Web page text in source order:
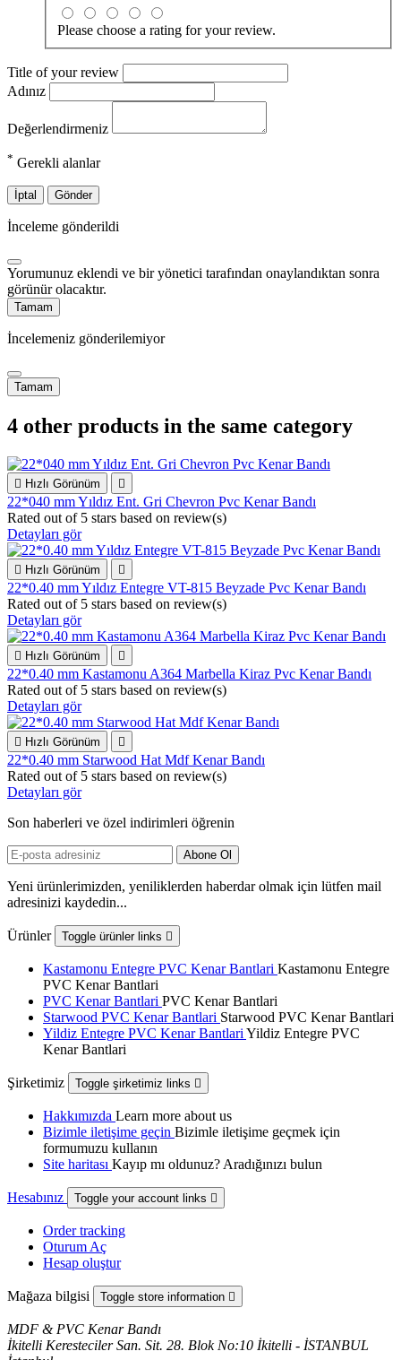
Please choose a rating for your review.
Title of your review
Adınız
Değerlendirmeniz
* Gerekli alanlar
İptal Gönder
İnceleme gönderildi
Yorumunuz eklendi ve bir yönetici tarafından onaylandıktan sonra
görünür olacaktır.
Tamam
İncelemeniz gönderilemiyor
Tamam
4 other products in the same category
 Hızlı Görünüm 
22*040 mm Yıldız Ent. Gri Chevron Pvc Kenar Bandı
Rated out of 5 stars based on review(s)
Detayları gör
 Hızlı Görünüm 
22*0.40 mm Yıldız Entegre VT-815 Beyzade Pvc Kenar Bandı
Rated out of 5 stars based on review(s)
Detayları gör
 Hızlı Görünüm 
22*0.40 mm Kastamonu A364 Marbella Kiraz Pvc Kenar Bandı
Rated out of 5 stars based on review(s)
Detayları gör
 Hızlı Görünüm 
22*0.40 mm Starwood Hat Mdf Kenar Bandı
Rated out of 5 stars based on review(s)
Detayları gör
Son haberleri ve özel indirimleri öğrenin
Yeni ürünlerimizden, yeniliklerden haberdar olmak için lütfen mail
adresinizi kaydedin...
Ürünler Toggle ürünler links 
Kastamonu Entegre PVC Kenar Bantlari Kastamonu Entegre
PVC Kenar Bantlari
PVC Kenar Bantlari PVC Kenar Bantlari
Starwood PVC Kenar Bantlari Starwood PVC Kenar Bantlari
Yildiz Entegre PVC Kenar Bantlari Yildiz Entegre PVC
Kenar Bantlari
Şirketimiz Toggle şirketimiz links 
Hakkımızda Learn more about us
Bizimle iletişime geçin Bizimle iletişime geçmek için
formumuzu kullanın
Site haritası Kayıp mı oldunuz? Aradığınızı bulun
Hesabınız Toggle your account links 
Order tracking
Oturum Aç
Hesap oluştur
Mağaza bilgisi Toggle store information 
MDF & PVC Kenar Bandı
İkitelli Keresteciler San. Sit. 28. Blok No:10 İkitelli - İSTANBUL